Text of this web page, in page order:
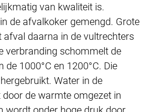
van kwaliteit is.
de afvalkoker gemengd. Grote
afval daarna in de vultrechters
verbranding schommelt de
1000°C en 1200°C. Die
Water in de
de warmte omgezet in